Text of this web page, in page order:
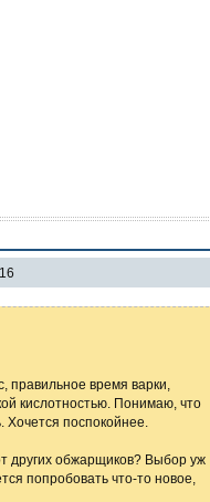
правильное время варки,
кислотностью. Понимаю, что
Хочется поспокойнее.
других обжарщиков? Выбор уж
попробовать что-то новое,